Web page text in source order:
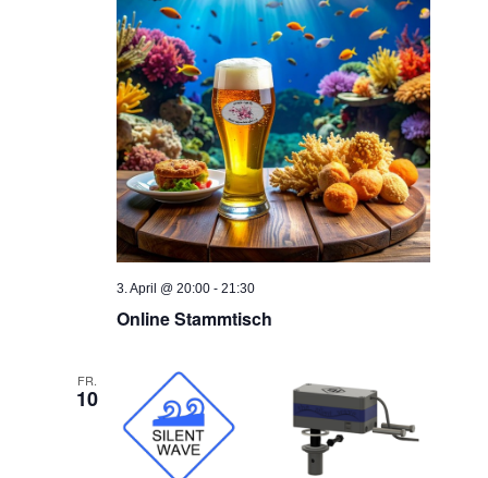
Online Stammtisch
3. April @ 20:00 -21:30
FR.
10